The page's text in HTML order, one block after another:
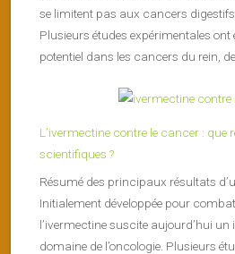
se limitent pas aux cancers
Plusieurs études expérimentales ont
potentiel dans les cancers du rein,
L’ivermectine contre le cancer : que
scientifiques ?
Résumé des principaux résultats
Initialement développée pour
l’ivermectine suscite aujourd’hui
domaine de l’oncologie. Plusieurs